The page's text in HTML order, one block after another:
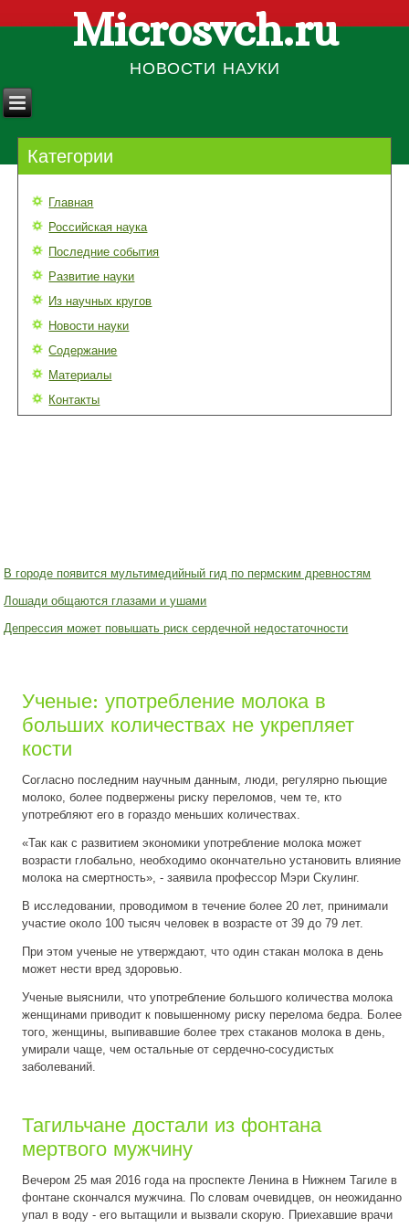
Microsvch.ru
НОВОСТИ НАУКИ
Категории
Главная
Российская наука
Последние события
Развитие науки
Из научных кругов
Новости науки
Содержание
Материалы
Контакты
В городе появится мультимедийный гид по пермским древностям
Лошади общаются глазами и ушами
Депрессия может повышать риск сердечной недостаточности
Ученые: употребление молока в
больших количествах не укрепляет
кости
Согласно последним научным данным, люди, регулярно пьющие
молоко, более подвержены риску переломов, чем те, кто
употребляют его в гораздо меньших количествах.
«Так как с развитием экономики употребление молока может
возрасти глобально, необходимо окончательно установить влияние
молока на смертность», - заявила профессор Мэри Скулинг.
В исследовании, проводимом в течение более 20 лет, принимали
участие около 100 тысяч человек в возрасте от 39 до 79 лет.
При этом ученые не утверждают, что один стакан молока в день
может нести вред здоровью.
Ученые выяснили, что употребление большого количества молока
женщинами приводит к повышенному риску перелома бедра. Более
того, женщины, выпивавшие более трех стаканов молока в день,
умирали чаще, чем остальные от сердечно-сосудистых
заболеваний.
Тагильчане достали из фонтана
мертвого мужчину
Вечером 25 мая 2016 года на проспекте Ленина в Нижнем Тагиле в
фонтане скончался мужчина. По словам очевидцев, он неожиданно
упал в воду - его вытащили и вызвали скорую. Приехавшие врачи